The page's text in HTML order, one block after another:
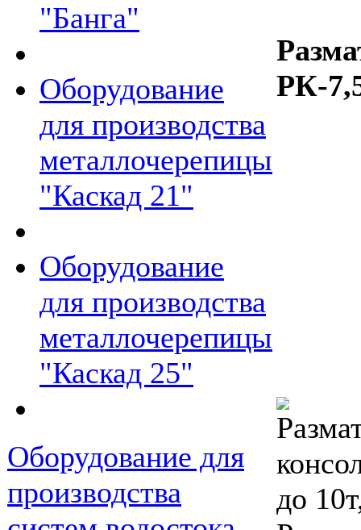
"Банга"
Оборудование
для производства
металлочерепицы
"Каскад 21"
Оборудование
для производства
металлочерепицы
"Каскад 25"
Оборудование для
производства
РК-